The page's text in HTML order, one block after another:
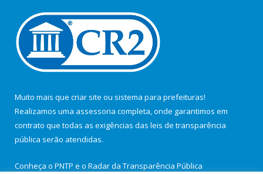
Muito mais que criar site ou sistema para prefeituras!
Realizamos uma assessoria completa, onde garantimos em
contrato que todas as exigências das leis de transparência
pública serão atendidas.
Conheça o PNTP e o Radar da Transparência Pública